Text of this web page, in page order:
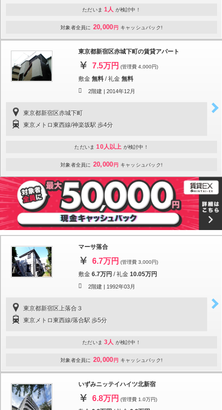
ただいま 1人 が検討中！
対象者全員に 20,000 円 キャッシュバック!
東京都新宿区赤城下町の賃貸アパート
7.5万円 (管理費 4,000円)
敷金 無料 /礼金 無料
2階建 | 2014年12月
東京都新宿区赤城下町
東京メトロ東西線/神楽坂駅 歩4分
ただいま 10人以上 が検討中！
対象者全員に 20,000 円 キャッシュバック!
マーサ落合
6.7万円 (管理費 3,000円)
敷金 6.7万円 /礼金 10.05万円
2階建 | 1992年03月
東京都新宿区上落合３
東京メトロ東西線/落合駅 歩5分
ただいま 3人 が検討中！
対象者全員に 20,000 円 キャッシュバック!
いずみニッテイハイツ北新宿
6.8万円 (管理費 1.0万円)